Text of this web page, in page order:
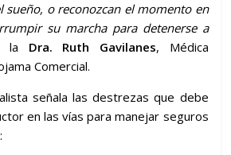
sueño, o reconozcan el momento en
su marcha para detenerse a
la Dra. Ruth Gavilanes, Médica
Comercial.
señala las destrezas que debe
en las vías para manejar seguros